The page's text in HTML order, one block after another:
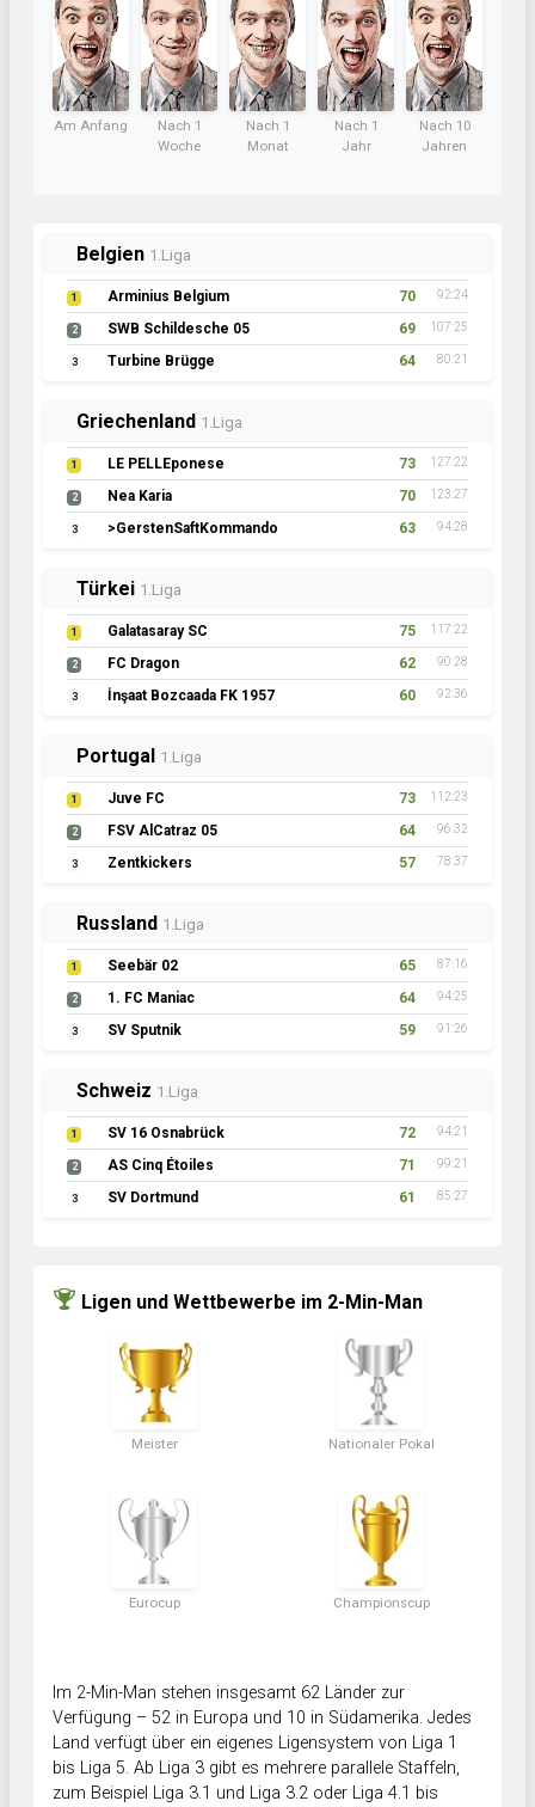
Am Anfang
Nach 1
Woche
Nach 1
Monat
Nach 1
Jahr
Nach 10
Jahren
Belgien 1.Liga
1 Arminius Belgium 70 92:24
2 SWB Schildesche 05 69 107:25
3 Turbine Brügge 64 80:21
Griechenland 1.Liga
1 LE PELLEponese 73 127:22
2 Nea Karia 70 123:27
3 >GerstenSaftKommando 63 94:28
Türkei 1.Liga
1 Galatasaray SC 75 117:22
2 FC Dragon 62 90:28
3 İnşaat Bozcaada FK 1957 60 92:36
Portugal 1.Liga
1 Juve FC 73 112:23
2 FSV AlCatraz 05 64 96:32
3 Zentkickers 57 78:37
Russland 1.Liga
1 Seebär 02 65 87:16
2 1. FC Maniac 64 94:25
3 SV Sputnik 59 91:26
Schweiz 1.Liga
1 SV 16 Osnabrück 72 94:21
2 AS Cinq Étoiles 71 99:21
3 SV Dortmund 61 85:27
Ligen und Wettbewerbe im 2-Min-Man
Meister Nationaler Pokal
Eurocup Championscup
Im 2-Min-Man stehen insgesamt 62 Länder zur
Verfügung – 52 in Europa und 10 in Südamerika. Jedes
Land verfügt über ein eigenes Ligensystem von Liga 1
bis Liga 5. Ab Liga 3 gibt es mehrere parallele Staffeln,
zum Beispiel Liga 3.1 und Liga 3.2 oder Liga 4.1 bis